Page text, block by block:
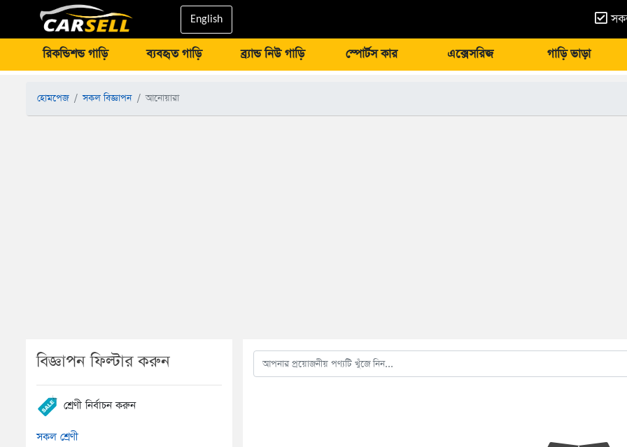
English
রিকন্ডিশন্ড গাড়ি ব্যবহৃত গাড়ি ব্র্যান্ড নিউ গাড়ি স্পোর্টস কার এক্সেসরিজ গাড়ি ভাড়া
হোমপেজ সকল বিজ্ঞাপন আনোয়ারা
বিজ্ঞাপন ফিল্টার করুন
শ্রেণী নির্বাচন করুন
সকল শ্রেণী